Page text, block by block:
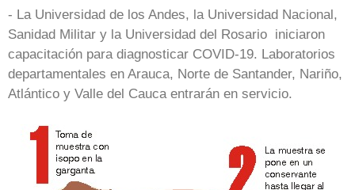
- La Universidad de los Andes, la Universidad Nacional,
Sanidad Militar y la Universidad del Rosario iniciaron
capacitación para diagnosticar COVID-19. Laboratorios
departamentales en Arauca, Norte de Santander, Nariño,
Atlántico y Valle del Cauca entrarán en servicio.